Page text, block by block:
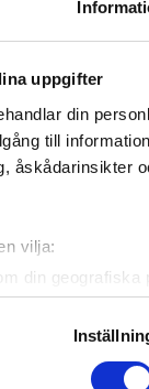
uppgifter
din
till
åskådarinsikter
vilja:
din
att aktivt
när som helst
Johan
Johan
Popovic,